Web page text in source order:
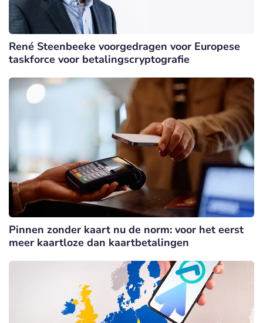
René Steenbeeke voorgedragen voor Europese
taskforce voor betalingscryptografie
Pinnen zonder kaart nu de norm: voor het eerst
meer kaartloze dan kaartbetalingen